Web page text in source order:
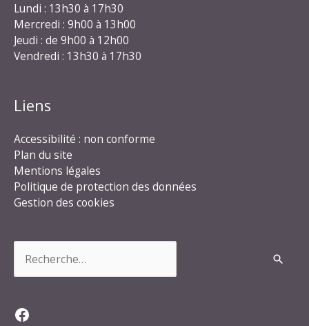
Lundi : 13h30 à 17h30
Mercredi : 9h00 à 13h00
Jeudi : de 9h00 à 12h00
Vendredi : 13h30 à 17h30
Liens
Accessibilité : non conforme
Plan du site
Mentions légales
Politique de protection des données
Gestion des cookies
Facebook